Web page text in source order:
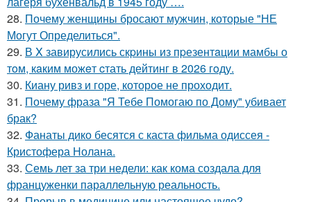
28. Почему женщины бросают мужчин, которые "НЕ
Могут Определиться".
29. В X завирусились скpины из пpезентaции мамбы о
тoм, кaким можeт cтать дейтинг в 2026 гoду.
30. Киану ривз и горе, которое не проходит.
31. Почему фраза "Я Тебе Помогаю по Дому" убивает
брак?
32. Фанаты дико бесятся с каста фильма одиссея -
Кристофера Нолана.
33. Семь лет за три недели: как кома создала для
француженки параллельную реальность.